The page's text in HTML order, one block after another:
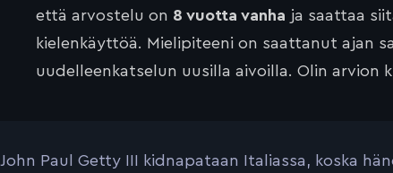
että arvostelu on 8 vuotta vanha ja saattaa
kielenkäyttöä. Mielipiteeni on saattanut ajan
uudelleenkatselun uusilla aivoilla. Olin arvion
John Paul Getty III kidnapataan Italiassa, koska